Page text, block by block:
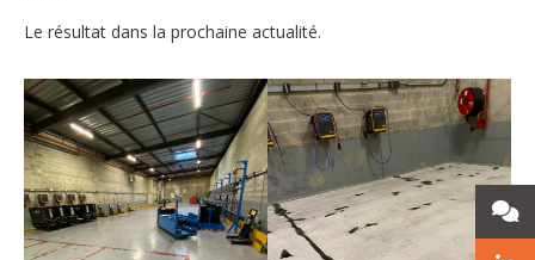
Le résultat dans la prochaine actualité.